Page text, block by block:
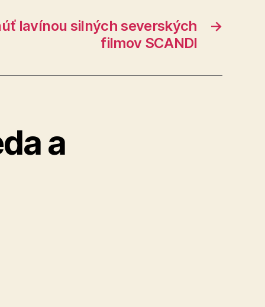
→
lavínou silných severských
filmov SCANDI
a